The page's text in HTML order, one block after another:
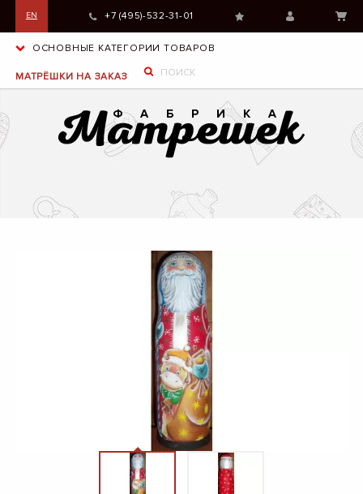
EN +7 (495)-532-31-01
ОСНОВНЫЕ КАТЕГОРИИ ТОВАРОВ
МАТРЁШКИ НА ЗАКАЗ